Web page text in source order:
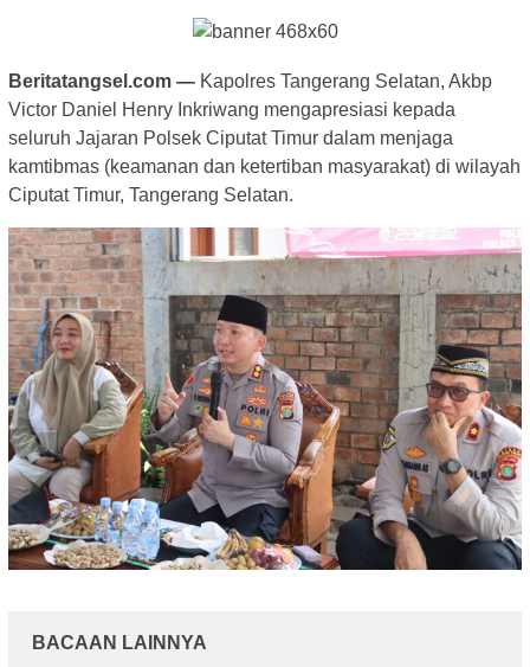
Beritatangsel.com — Kapolres Tangerang Selatan, Akbp
Victor Daniel Henry Inkriwang mengapresiasi kepada
seluruh Jajaran Polsek Ciputat Timur dalam menjaga
kamtibmas (keamanan dan ketertiban masyarakat) di wilayah
Ciputat Timur, Tangerang Selatan.
BACAAN LAINNYA